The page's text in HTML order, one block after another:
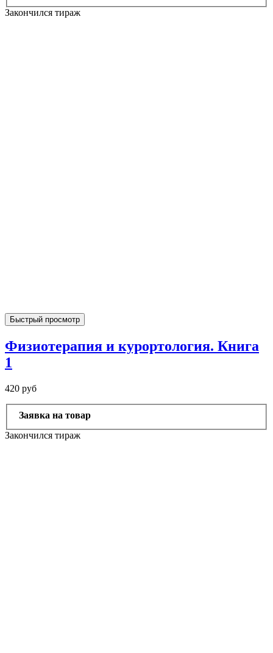
Закончился тираж
Быстрый просмотр
Физиотерапия и курортология. Книга
1
420 руб
Заявка на товар
Закончился тираж